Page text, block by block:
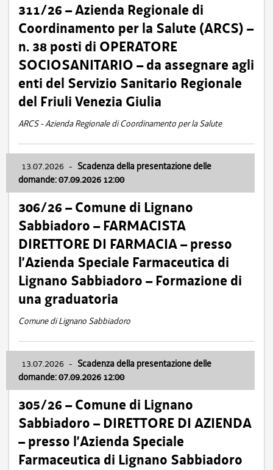
311/26 – Azienda Regionale di
Coordinamento per la Salute (ARCS) –
n. 38 posti di OPERATORE
SOCIOSANITARIO – da assegnare agli
enti del Servizio Sanitario Regionale
del Friuli Venezia Giulia
ARCS - Azienda Regionale di Coordinamento per la Salute
13.07.2026 - Scadenza della presentazione delle
domande: 07.09.2026 12:00
306/26 – Comune di Lignano
Sabbiadoro – FARMACISTA
DIRETTORE DI FARMACIA – presso
l’Azienda Speciale Farmaceutica di
Lignano Sabbiadoro – Formazione di
una graduatoria
Comune di Lignano Sabbiadoro
13.07.2026 - Scadenza della presentazione delle
domande: 07.09.2026 12:00
305/26 – Comune di Lignano
Sabbiadoro – DIRETTORE DI AZIENDA
– presso l’Azienda Speciale
Farmaceutica di Lignano Sabbiadoro